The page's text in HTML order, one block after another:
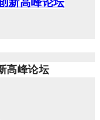
高峰论坛